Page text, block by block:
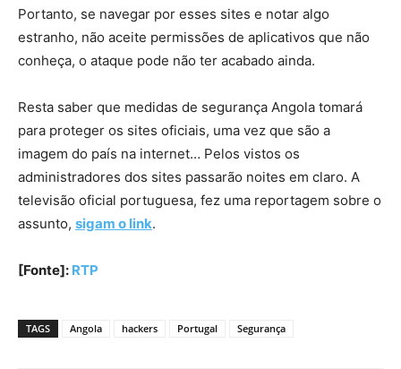
Portanto, se navegar por esses sites e notar algo
estranho, não aceite permissões de aplicativos que não
conheça, o ataque pode não ter acabado ainda.
Resta saber que medidas de segurança Angola tomará
para proteger os sites oficiais, uma vez que são a
imagem do país na internet… Pelos vistos os
administradores dos sites passarão noites em claro. A
televisão oficial portuguesa, fez uma reportagem sobre o
assunto, sigam o link.
[Fonte]: RTP
TAGS Angola hackers Portugal Segurança